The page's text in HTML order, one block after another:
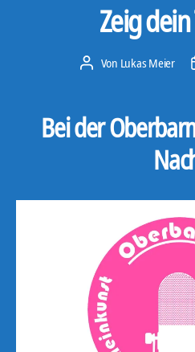
Zeig
Beitragsautor
Von Lukas Meier
Bei der